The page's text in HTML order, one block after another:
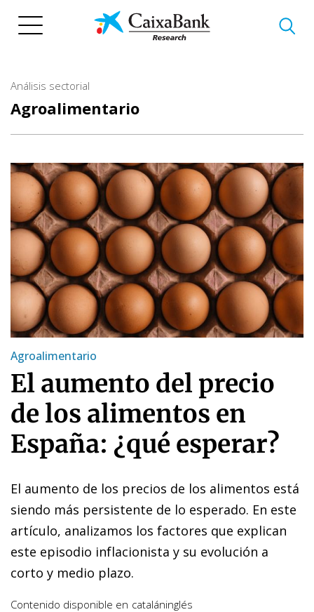
Análisis sectorial
Agroalimentario
Agroalimentario
El aumento del precio
de los alimentos en
España: ¿qué esperar?
El aumento de los precios de los alimentos está
siendo más persistente de lo esperado. En este
artículo, analizamos los factores que explican
este episodio inflacionista y su evolución a
corto y medio plazo.
Contenido disponible en cataláninglés